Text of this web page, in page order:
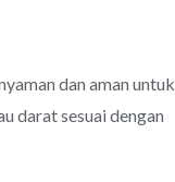
dan aman untuk
darat sesuai dengan